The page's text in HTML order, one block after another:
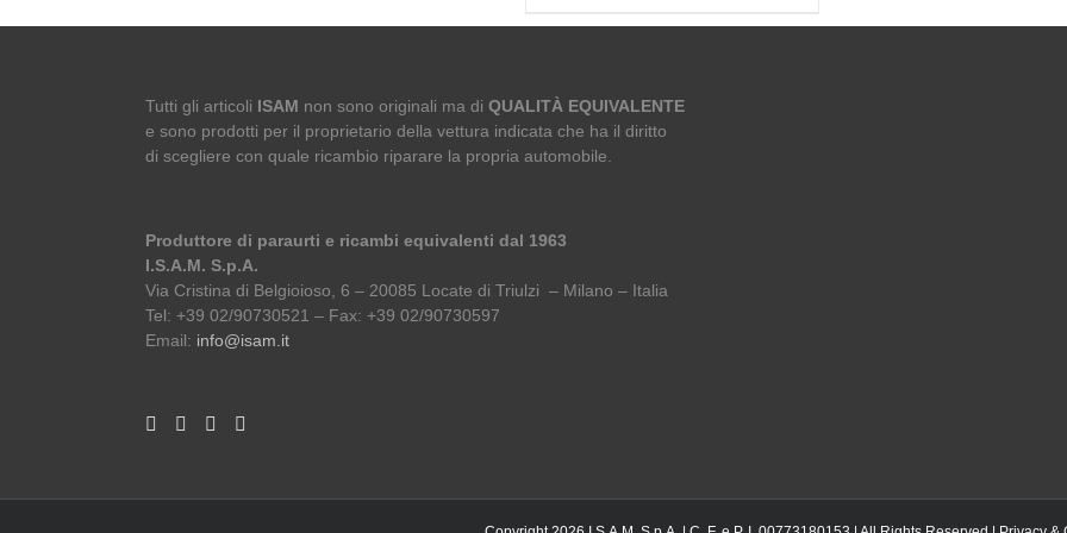
Tutti gli articoli ISAM non sono originali ma di QUALITÀ EQUIVALENTE
e sono prodotti per il proprietario della vettura indicata che ha il diritto
di scegliere con quale ricambio riparare la propria automobile.
Produttore di paraurti e ricambi equivalenti dal 1963
I.S.A.M. S.p.A.
Via Cristina di Belgioioso, 6 – 20085 Locate di Triulzi – Milano – Italia
Tel: +39 02/90730521 – Fax: +39 02/90730597
Email: info@isam.it